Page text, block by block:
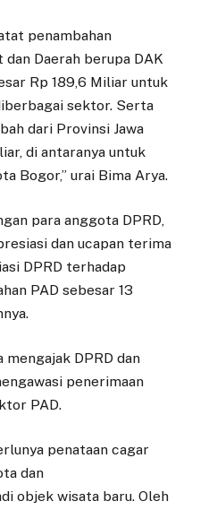
penambahan
Daerah berupa DAK
Rp 189,6 Miliar untuk
sektor. Serta
dari Provinsi Jawa
di antaranya untuk
Bogor,” urai Bima Arya.
para anggota DPRD,
dan ucapan terima
DPRD terhadap
PAD sebesar 13
mengajak DPRD dan
penerimaan
PAD.
penataan cagar
dan
objek wisata baru. Oleh